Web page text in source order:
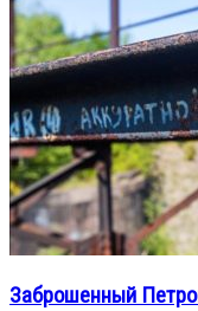
Заброшенный